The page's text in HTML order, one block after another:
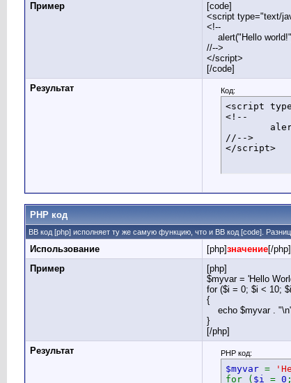
Пример
[code]
<script type="text/
<!--
alert("Hello
//-->
</script>
[/code]
Результат
Код:
<script
<!--
//-->
</script>
PHP код
BB код [php] исполняет ту же самую функцию, что и BB код [code].
Использование [php]значение[/php]
Пример
[php]
$myvar = 'Hello
for ($i = 0; $i < 10;
{
echo $myvar .
}
[/php]
Результат
PHP код:
$myvar =
for ( $i = 0